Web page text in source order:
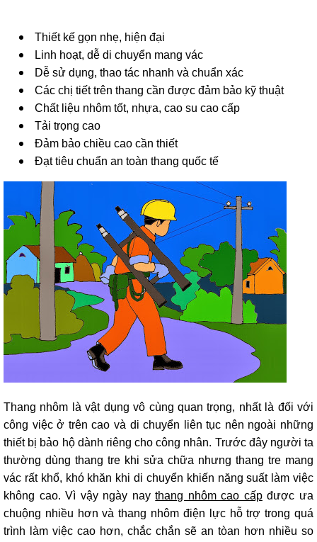
Thiết kế gọn nhẹ, hiện đại
Linh hoạt, dễ di chuyển mang vác
Dễ sử dụng, thao tác nhanh và chuẩn xác
Các chị tiết trên thang cần được đảm bảo kỹ thuật
Chất liệu nhôm tốt, nhựa, cao su cao cấp
Tải trọng cao
Đảm bảo chiều cao cần thiết
Đạt tiêu chuẩn an toàn thang quốc tế
Thang nhôm là vật dụng vô cùng quan trọng, nhất là đối với
công việc ở trên cao và di chuyển liên tục nên ngoài những
thiết bị bảo hộ dành riêng cho công nhân. Trước đây người ta
thường dùng thang tre khi sửa chữa nhưng thang tre mang
vác rất khổ, khó khăn khi di chuyển khiến năng suất làm việc
không cao. Vì vậy ngày naythang nhôm cao cấpđược ưa
chuộng nhiều hơn và thang nhôm điện lực hỗ trợ trong quá
trình làm việc cao hơn, chắc chắn sẽ an tòan hơn nhiều so